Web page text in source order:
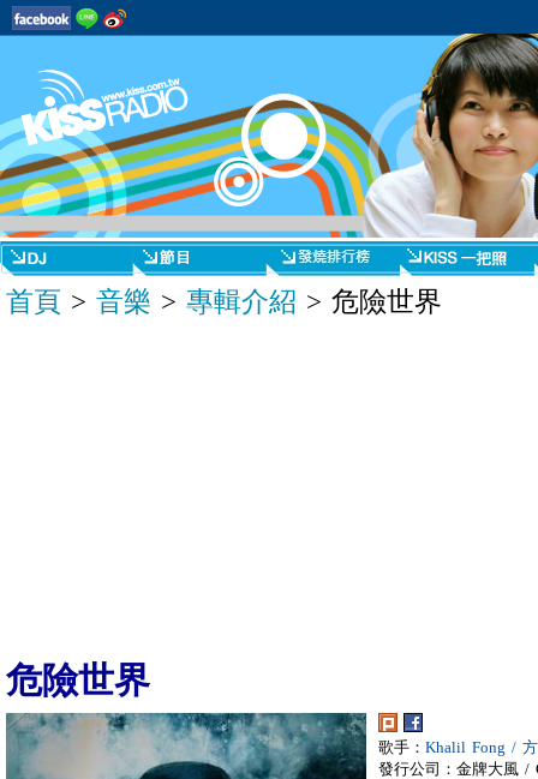
首頁 > 音樂 > 專輯介紹 > 危險世界
危險世界
歌手： Khalil Fong /
發行公司：金牌大風 /